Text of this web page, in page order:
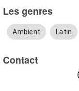
Les genres
Ambient Latin
Contact